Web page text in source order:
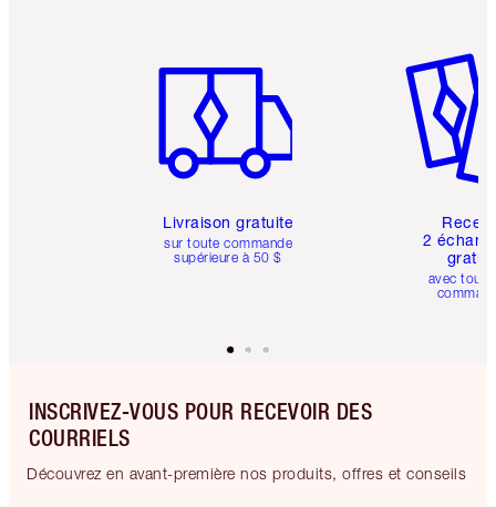
Livraison gratuite
sur toute commande
supérieure à 50 $
2
avec
INSCRIVEZ-VOUS POUR RECEVOIR DES
COURRIELS
Découvrez en avant-première nos produits, offres et conseils